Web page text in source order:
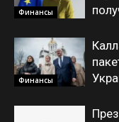
Финансы
Финансы